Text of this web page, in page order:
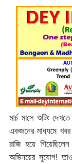
মার্চ মাসে শুটিং
একজনের মাধ্যমে
রাজি হয়ে
অভিনয়ের সুযোগ!